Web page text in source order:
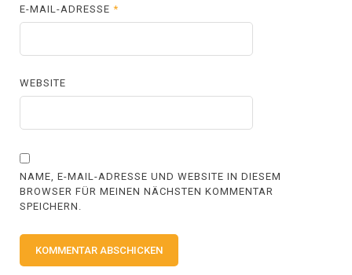
E-MAIL-ADRESSE*
WEBSITE
NAME, E-MAIL-ADRESSE UND WEBSITE IN DIESEM
BROWSER FÜR MEINEN NÄCHSTEN KOMMENTAR
SPEICHERN.